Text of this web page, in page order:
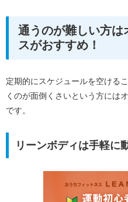
通うのが難しい方は
スがおすすめ！
定期的にスケジュールを空ける
くのが面倒くさいという方には
です。
リーンボディは手軽に